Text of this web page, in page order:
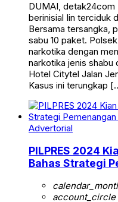
DUMAI,
berinisial Iin terciduk
Bersama tersangka,
sabu 10 paket.
narkotika dengan
narkotika jenis shabu
Hotel Citytel Jalan
Kasus ini terungkap
Advertorial
PILPRES 2024
Bahas Strategi
account_circle